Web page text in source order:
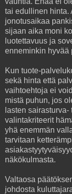
tai edullinen hinta.
jonotusaikaa
sijaan aika moni
luotettavuus ja
enneminkin hyvää
Kun tuote-
sekä hinta että
vaihtoehtoja ei
mistä puhun, jos
lasten
valintakriteerit
yhä enemmän
tarvitaan
näkökulmasta.
Valtaosa
johdosta